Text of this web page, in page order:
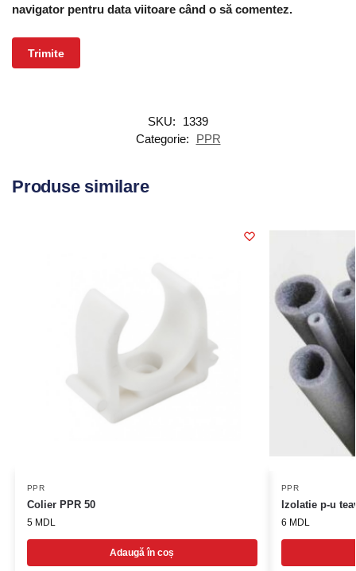
navigator pentru data viitoare când o să comentez.
SKU:
1339
Categorie:
PPR
Produse similare
PPR
Colier PPR 50
5 MDL
Adaugă în coș
PPR
Izolatie p-u
6 MDL